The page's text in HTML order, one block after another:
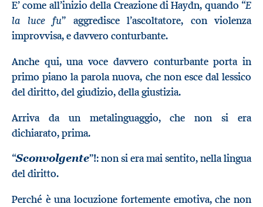
E’ come all’inizio della Creazione di Haydn, quando “E
la luce fu” aggredisce l’ascoltatore, con violenza
improvvisa, e davvero conturbante.
Anche qui, una voce davvero conturbante porta in
primo piano la parola nuova, che non esce dal lessico
del diritto, del giudizio, della giustizia.
Arriva da un metalinguaggio, che non si era
dichiarato, prima.
“Sconvolgente”!: non si era mai sentito, nella lingua
del diritto.
Perché è una locuzione fortemente emotiva, che non